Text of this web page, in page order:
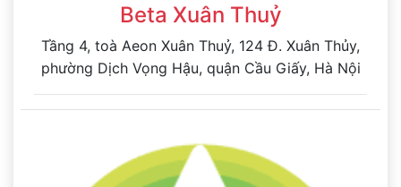
Beta Xuân Thuỷ
Tầng 4, toà Aeon Xuân Thuỷ, 124 Đ. Xuân Thủy,
phường Dịch Vọng Hậu, quận Cầu Giấy, Hà Nội